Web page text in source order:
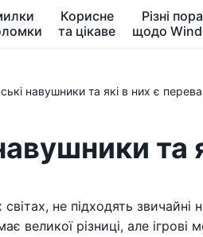
Корисне
та цікаве
Різні
щодо
навушники та які в них є
та
не підходять звичайні
різниці, але